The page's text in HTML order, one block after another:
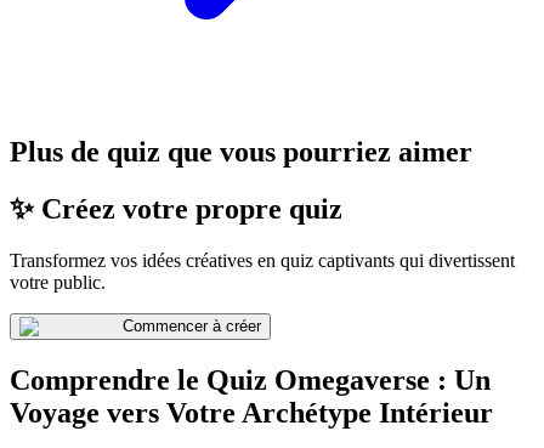
Plus de quiz que vous pourriez aimer
✨ Créez votre propre quiz
Transformez vos idées créatives en quiz captivants qui divertissent
votre public.
Commencer à créer
Comprendre le Quiz Omegaverse : Un
Voyage vers Votre Archétype Intérieur